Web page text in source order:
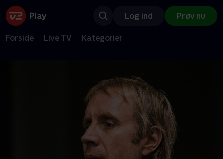
Log ind Prøv nu
Forside Live TV Kategorier